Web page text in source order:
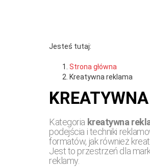
Jesteś tutaj:
Strona główna
Kreatywna reklama
Kategoria kreatywna
podejścia i techniki
formatów, jak również
Jest to przestrzeń dla
reklamy.